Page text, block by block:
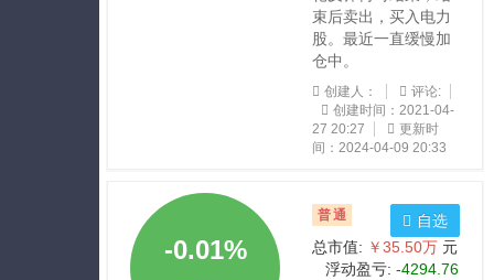
束后卖出，买入电力
股。最近一直缓慢加
仓中。
创建人：
评论:
创建时间：2021-04-
27 20:27
更新时
间：2024-04-09 20:33
-0.01%
普通
总市值: ￥35.50万 元
浮动盈亏: -4294.76
自选